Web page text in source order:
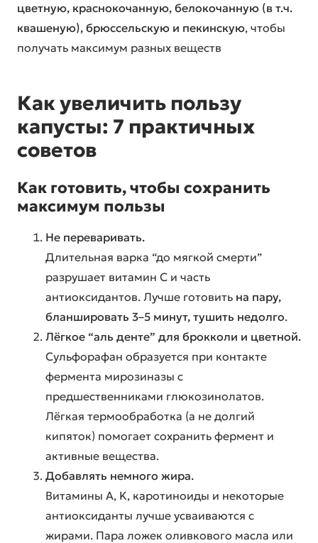
цветную, краснокочанную, белокочанную (в т.ч.
квашеную), брюссельскую и пекинскую, чтобы
получать максимум разных веществ
Как увеличить пользу
капусты: 7 практичных
советов
Как готовить, чтобы сохранить
максимум пользы
Не переваривать.
Длительная варка “до мягкой смерти”
разрушает витамин C и часть
антиоксидантов. Лучше готовить на пару,
бланшировать 3–5 минут, тушить недолго.
Лёгкое “аль денте” для брокколи и цветной.
Сульфорафан образуется при контакте
фермента мирозиназы с
предшественниками глюкозинолатов.
Лёгкая термообработка (а не долгий
кипяток) помогает сохранить фермент и
активные вещества.
Добавлять немного жира.
Витамины A, K, каротиноиды и некоторые
антиоксиданты лучше усваиваются с
жирами. Пара ложек оливкового масла или